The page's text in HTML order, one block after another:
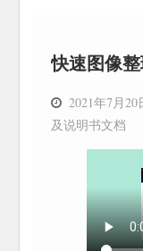
快速图像
2021年7月20
及说明书文档